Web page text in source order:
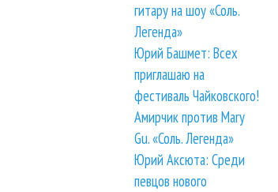
гитару на шоу «Соль.
Легенда»
Юрий Башмет: Всех
приглашаю на
фестиваль Чайковского!
Амирчик против Mary
Gu. «Соль. Легенда»
Юрий Аксюта: Среди
певцов нового